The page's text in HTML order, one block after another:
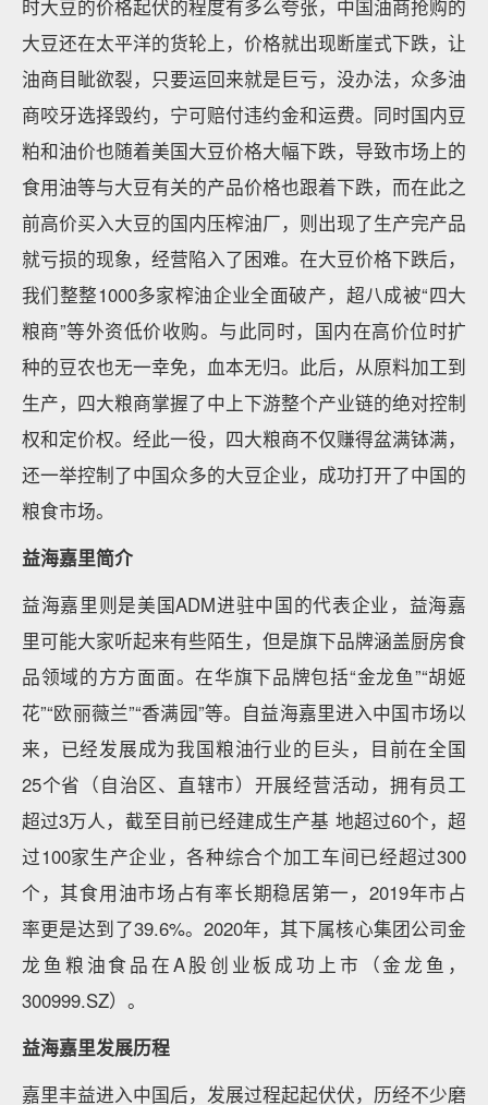
时大豆的价格起伏的程度有多么夸张，中国油商抢购的
大豆还在太平洋的货轮上，价格就出现断崖式下跌，让
油商目眦欲裂，只要运回来就是巨亏，没办法，众多油
商咬牙选择毁约，宁可赔付违约金和运费。同时国内豆
粕和油价也随着美国大豆价格大幅下跌，导致市场上的
食用油等与大豆有关的产品价格也跟着下跌，而在此之
前高价买入大豆的国内压榨油厂，则出现了生产完产品
就亏损的现象，经营陷入了困难。在大豆价格下跌后，
我们整整1000多家榨油企业全面破产，超八成被“四大
粮商”等外资低价收购。与此同时，国内在高价位时扩
种的豆农也无一幸免，血本无归。此后，从原料加工到
生产，四大粮商掌握了中上下游整个产业链的绝对控制
权和定价权。经此一役，四大粮商不仅赚得盆满钵满，
还一举控制了中国众多的大豆企业，成功打开了中国的
粮食市场。
益海嘉里简介
益海嘉里则是美国ADM进驻中国的代表企业，益海嘉
里可能大家听起来有些陌生，但是旗下品牌涵盖厨房食
品领域的方方面面。在华旗下品牌包括“金龙鱼”“胡姬
花”“欧丽薇兰”“香满园”等。自益海嘉里进入中国市场以
来，已经发展成为我国粮油行业的巨头，目前在全国
25个省（自治区、直辖市）开展经营活动，拥有员工
超过3万人，截至目前已经建成生产基 地超过60个，超
过100家生产企业，各种综合个加工车间已经超过300
个，其食用油市场占有率长期稳居第一，2019年市占
率更是达到了39.6%。2020年，其下属核心集团公司金
龙鱼粮油食品在A股创业板成功上市（金龙鱼，
300999.SZ）。
益海嘉里发展历程
嘉里丰益进入中国后，发展过程起起伏伏，历经不少磨